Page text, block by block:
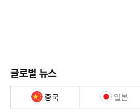
글로벌 뉴스
중국 일본